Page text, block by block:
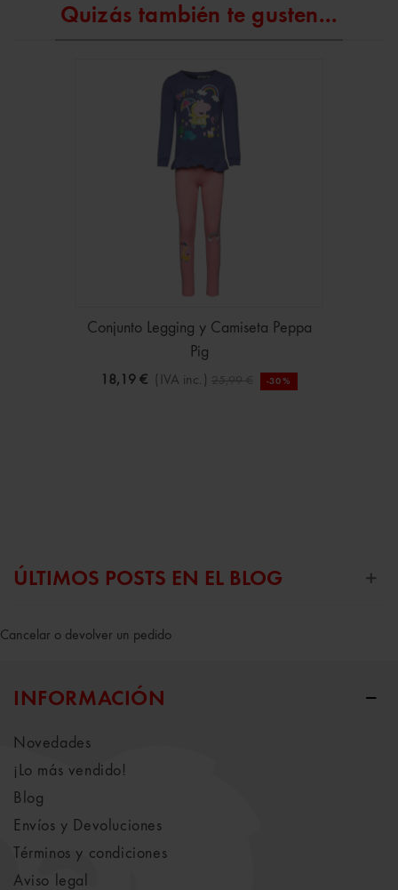
Quizás también te gusten...
Conjunto Legging y Camiseta Peppa
Pig
18,19 € (IVA inc.) 25,99 € -30%
ÚLTIMOS POSTS EN EL BLOG
Cancelar o devolver un pedido
INFORMACIÓN
Novedades
¡Lo más vendido!
Blog
Envíos y Devoluciones
Términos y condiciones
Aviso legal